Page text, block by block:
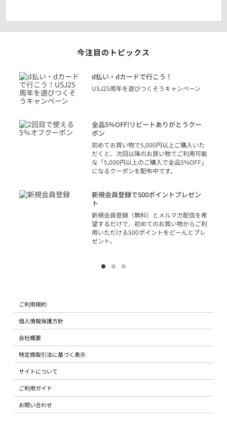
今注目のトピックス
d払い・dカードで行こう！
USJ25周年を遊びつくそうキャンペーン
全品5％OFF!リピートありがとうクー
ポン
初めてお買い物で5,000円以上ご購入いた
だくと、次回以降のお買い物でご利用可能
な「5,000円以上のご購入で全品5%OFF」
になるクーポンを配布中です。
新規会員登録で500ポイントプレゼン
ト
新規会員登録（無料）とメルマガ配信を希
望するだけで、初めてのお買い物からご利
用いただける500ポイントをどーんとプレ
ゼント。
ご利用規約
個人情報保護方針
会社概要
特定商取引法に基づく表示
サイトについて
ご利用ガイド
お問い合わせ